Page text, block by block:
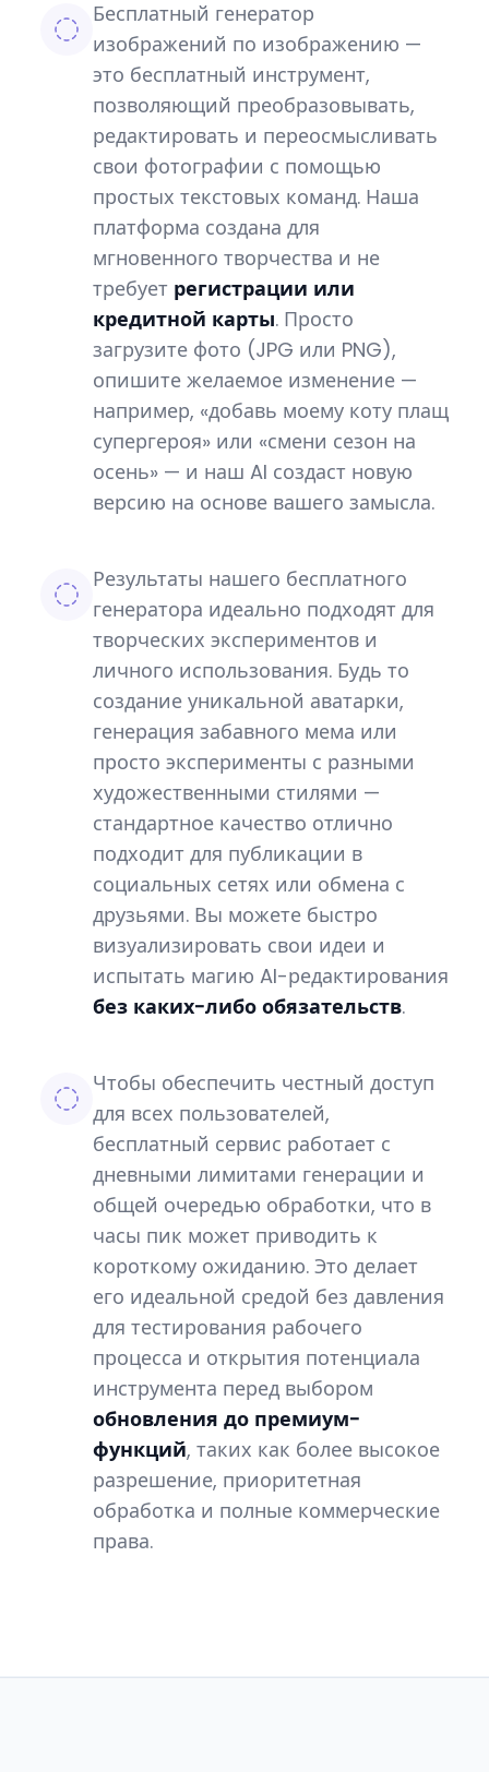
Бесплатный генератор
изображений по изображению —
это бесплатный инструмент,
позволяющий преобразовывать,
редактировать и переосмысливать
свои фотографии с помощью
простых текстовых команд. Наша
платформа создана для
мгновенного творчества и не
требует регистрации или
кредитной карты. Просто
загрузите фото (JPG или PNG),
опишите желаемое изменение —
например, «добавь моему коту плащ
супергероя» или «смени сезон на
осень» — и наш AI создаст новую
версию на основе вашего замысла.
Результаты нашего бесплатного
генератора идеально подходят для
творческих экспериментов и
личного использования. Будь то
создание уникальной аватарки,
генерация забавного мема или
просто эксперименты с разными
художественными стилями —
стандартное качество отлично
подходит для публикации в
социальных сетях или обмена с
друзьями. Вы можете быстро
визуализировать свои идеи и
испытать магию AI-редактирования
без каких-либо обязательств.
Чтобы обеспечить честный доступ
для всех пользователей,
бесплатный сервис работает с
дневными лимитами генерации и
общей очередью обработки, что в
часы пик может приводить к
короткому ожиданию. Это делает
его идеальной средой без давления
для тестирования рабочего
процесса и открытия потенциала
инструмента перед выбором
обновления до премиум-
функций, таких как более высокое
разрешение, приоритетная
обработка и полные коммерческие
права.